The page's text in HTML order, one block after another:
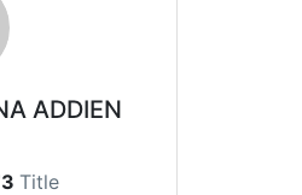
ADDIEN
Title